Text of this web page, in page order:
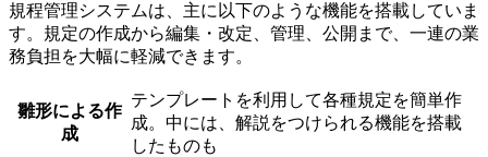
規程管理システムは、主に以下のような機能を搭載していま
す。規定の作成から編集・改定、管理、公開まで、一連の業
務負担を大幅に軽減できます。
雛形による作
成
テンプレートを利用して各種規定を簡単作
成。中には、解説をつけられる機能を搭載
したものも